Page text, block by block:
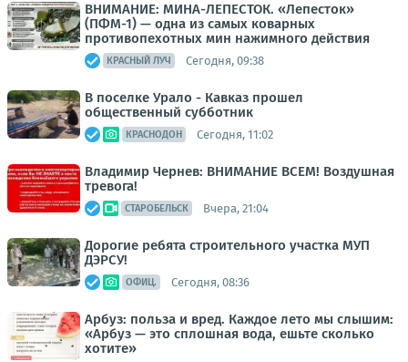
ВНИМАНИЕ: МИНА-ЛЕПЕСТОК. «Лепесток»
(ПФМ-1) — одна из самых коварных
противопехотных мин нажимного действия
КРАСНЫЙ ЛУЧ Сегодня, 09:38
В поселке Урало - Кавказ прошел
общественный субботник
КРАСНОДОН Сегодня, 11:02
Владимир Чернев: ВНИМАНИЕ ВСЕМ! Воздушная
тревога!
СТАРОБЕЛЬСК Вчера, 21:04
Дорогие ребята строительного участка МУП
ДЭРСУ!
ОФИЦ. Сегодня, 08:36
Арбуз: польза и вред. Каждое лето мы слышим:
«Арбуз — это сплошная вода, ешьте сколько
хотите»